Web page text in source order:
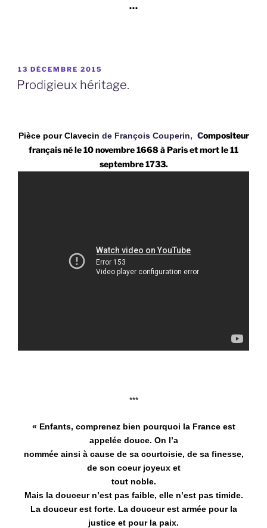
…
PUBLIÉ
LE
13 DÉCEMBRE 2015
Prodigieux héritage.
Pièce pour Clavecin deFrançois Couperin, Compositeur
français né le 10 novembre 1668 à Paris et mort le 11
septembre 1733.
***
« Enfants, comprenez bien pourquoi la France est
appelée douce. On l’a
nommée ainsi à cause de sa courtoisie, de sa finesse,
de son coeur joyeux et
tout noble.
Mais la douceur n’est pas faible, elle n’est pas timide.
La douceur est forte. La douceur est armée pour la
justice et pour la paix.